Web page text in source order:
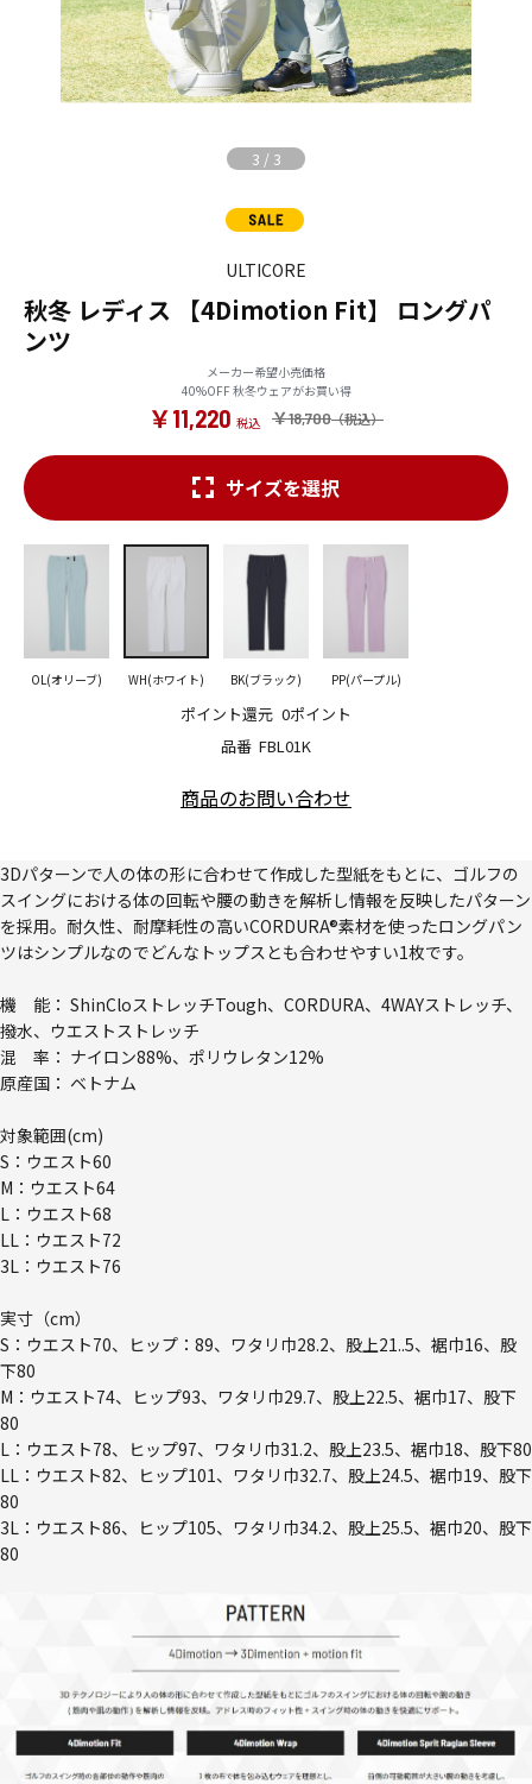
3 / 3
ULTICORE
秋冬 レディス 【4Dimotion Fit】 ロングパ
ンツ
メーカー希望小売価格
40%OFF 秋冬ウェアがお買い得
￥18,700
￥11,220
品番 FBL01K
ポイント還元 0ポイント
サイズを選択
OL(オリーブ) WH(ホワイト) BK(ブラック) PP(パープル)
商品のお問い合わせ
3Dパターンで人の体の形に合わせて作成した型紙をもとに、ゴルフの
スイングにおける体の回転や腰の動きを解析し情報を反映したパターン
を採用。耐久性、耐摩耗性の高いCORDURA®素材を使ったロングパン
ツはシンプルなのでどんなトップスとも合わせやすい1枚です。
機 能： ShinCloストレッチTough、CORDURA、4WAYストレッチ、
撥水、ウエストストレッチ
混 率： ナイロン88%、ポリウレタン12%
原産国： ベトナム
対象範囲(cm)
S：ウエスト60
M：ウエスト64
L：ウエスト68
LL：ウエスト72
3L：ウエスト76
実寸（cm）
S：ウエスト70、ヒップ：89、ワタリ巾28.2、股上21..5、裾巾16、股
下80
M：ウエスト74、ヒップ93、ワタリ巾29.7、股上22.5、裾巾17、股下
80
L：ウエスト78、ヒップ97、ワタリ巾31.2、股上23.5、裾巾18、股下80
LL：ウエスト82、ヒップ101、ワタリ巾32.7、股上24.5、裾巾19、股下
80
3L：ウエスト86、ヒップ105、ワタリ巾34.2、股上25.5、裾巾20、股下
80